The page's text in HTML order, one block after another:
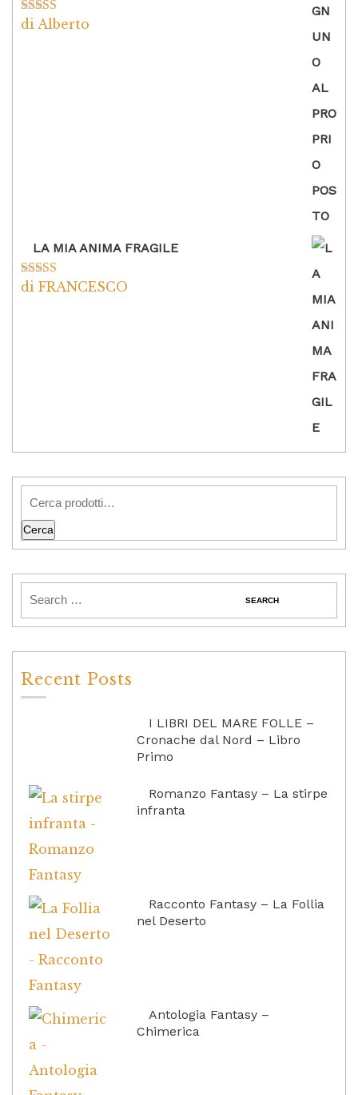
Valutato5su
di Alberto
LA MIA ANIMA FRAGILE
Valutato5su
di FRANCESCO
Cerca
Recent Posts
I LIBRI DEL MARE FOLLE –
Cronache dal Nord – Libro
Primo
Romanzo Fantasy – La stirpe
infranta
Racconto Fantasy – La Follia
nel Deserto
Antologia Fantasy –
Chimerica